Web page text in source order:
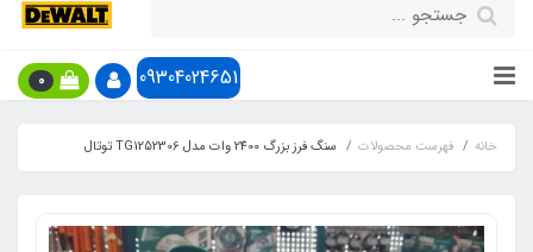
09304024651
0
خانه فهرست محصولات سنگ فرز بزرگ 2400 وات مدل TG1252306 توتال